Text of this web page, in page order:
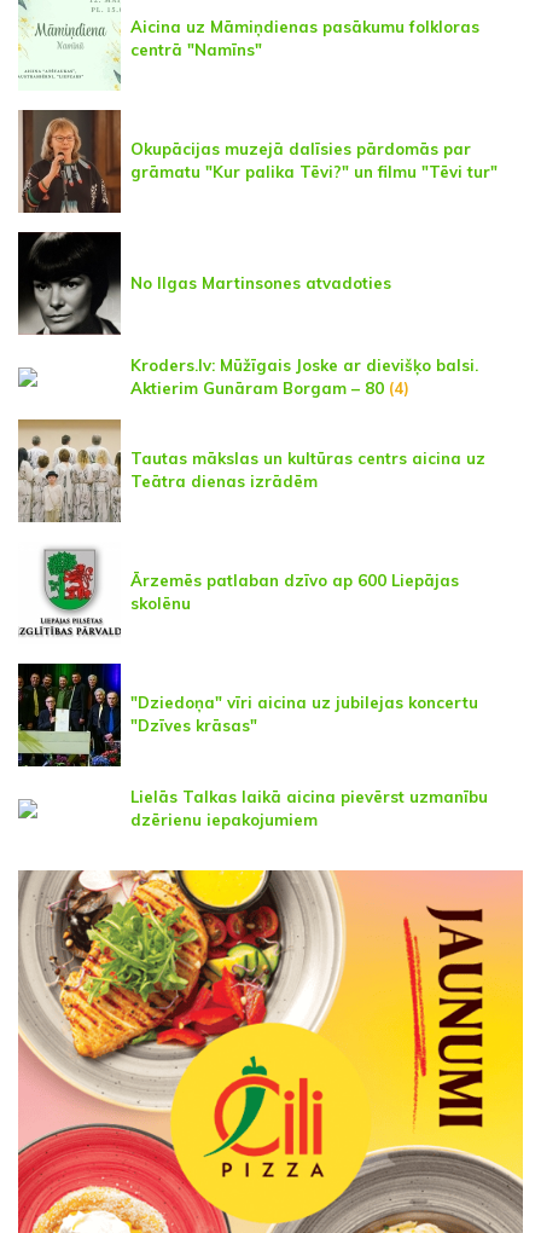
Aicina uz Māmiņdienas pasākumu folkloras
centrā "Namīns"
Okupācijas muzejā dalīsies pārdomās par
grāmatu "Kur palika Tēvi?" un filmu "Tēvi tur"
No Ilgas Martinsones atvadoties
Kroders.lv: Mūžīgais Joske ar dievišķo balsi.
Aktierim Gunāram Borgam – 80 (4)
Tautas mākslas un kultūras centrs aicina uz
Teātra dienas izrādēm
Ārzemēs patlaban dzīvo ap 600 Liepājas
skolēnu
"Dziedoņa" vīri aicina uz jubilejas koncertu
"Dzīves krāsas"
Lielās Talkas laikā aicina pievērst uzmanību
dzērienu iepakojumiem